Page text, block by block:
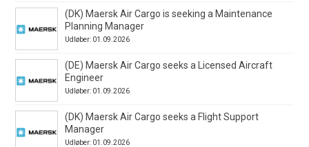
(DK) Maersk Air Cargo is seeking a Maintenance
Planning Manager
Udløber: 01.09.2026
(DE) Maersk Air Cargo seeks a Licensed Aircraft
Engineer
Udløber: 01.09.2026
(DK) Maersk Air Cargo seeks a Flight Support
Manager
Udløber: 01.09.2026